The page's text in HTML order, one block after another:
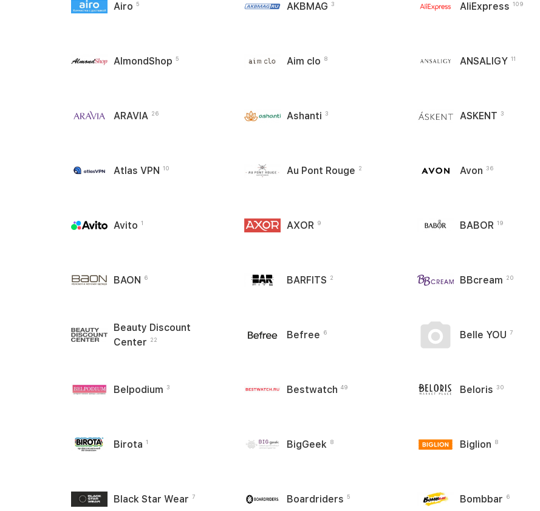
Airo 5 AKBMAG 3 AliExpress 109
AlmondShop 5 Aim clo 8 ANSALIGY 11
ARAVIA 26 Ashanti 3 ASKENT 3
Atlas VPN 10 Au Pont Rouge 2 Avon 36
Avito 1 AXOR 9 BABOR 19
BAON 6 BARFITS 2 BBcream 20
Beauty Discount
Center
22 Befree 6 Belle YOU 7
Belpodium 3 Bestwatch 49 Beloris 30
Birota 1 BigGeek 8 Biglion 8
Black Star Wear 7 Boardriders 5 Bombbar 6